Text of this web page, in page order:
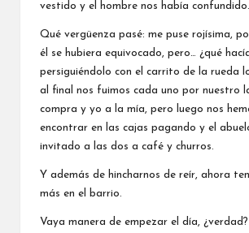
vestido y el hombre nos había
Qué vergüenza pasé: me puse rojísima,
él se hubiera equivocado, pero… ¿qué
persiguiéndolo con el carrito de la rueda
al final nos fuimos cada uno por nuestro
compra y yo a la mía, pero luego nos
encontrar en las cajas pagando y el
invitado a las dos a café y churros.
Y además de hincharnos de reír, ahora
más en el barrio.
Vaya manera de empezar el día, ¿verdad?